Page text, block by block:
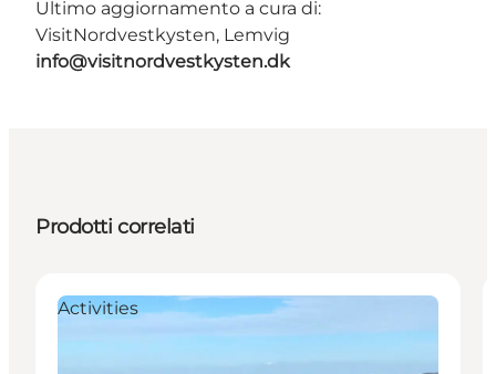
Ultimo aggiornamento a cura di:
VisitNordvestkysten, Lemvig
info@visitnordvestkysten.dk
Prodotti correlati
Activities